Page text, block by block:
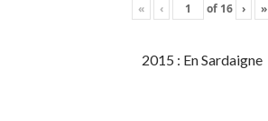
« ‹ of 16 › »
2015 : En Sardaigne